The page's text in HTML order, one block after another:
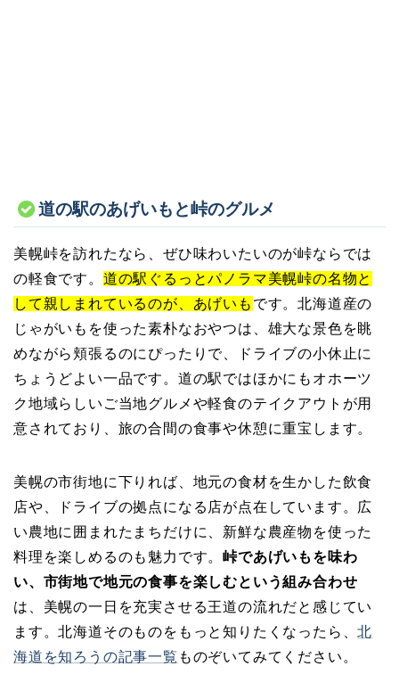
道の駅のあげいもと峠のグルメ
美幌峠を訪れたなら、ぜひ味わいたいのが峠ならでは
の軽食です。 道の駅ぐるっとパノラマ美幌峠の名物と
して親しまれているのが、あげいも です。北海道産の
じゃがいもを使った素朴なおやつは、雄大な景色を眺
めながら頬張るのにぴったりで、ドライブの小休止に
ちょうどよい一品です。道の駅ではほかにもオホーツ
ク地域らしいご当地グルメや軽食のテイクアウトが用
意されており、旅の合間の食事や休憩に重宝します。
美幌の市街地に下りれば、地元の食材を生かした飲食
店や、ドライブの拠点になる店が点在しています。広
い農地に囲まれたまちだけに、新鮮な農産物を使った
料理を楽しめるのも魅力です。峠であげいもを味わ
い、市街地で地元の食事を楽しむという組み合わせ
は、美幌の一日を充実させる王道の流れだと感じてい
ます。北海道そのものをもっと知りたくなったら、北
海道を知ろうの記事一覧 ものぞいてみてください。